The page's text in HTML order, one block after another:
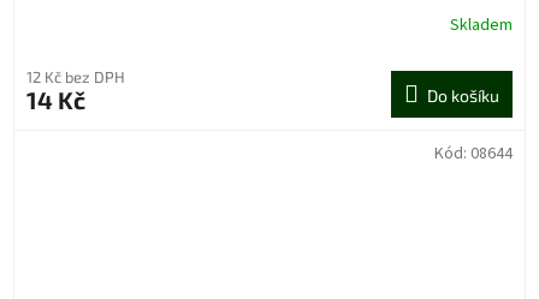
Skladem
12 Kč bez DPH
14 Kč Do košíku
Kód: 08644